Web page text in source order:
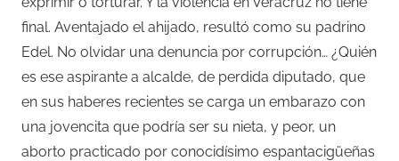
final. Aventajado el ahijado, resultó como su padrino
Edel. No olvidar una denuncia por corrupción… ¿Quién
es ese aspirante a alcalde, de perdida diputado, que
en sus haberes recientes se carga un embarazo con
una jovencita que podría ser su nieta, y peor, un
aborto practicado por conocidísimo espantacigüeñas